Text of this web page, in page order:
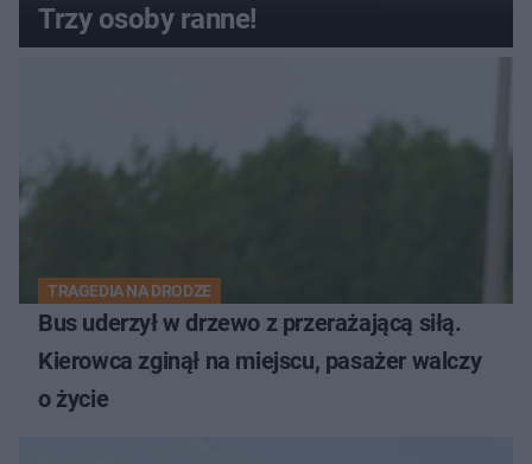
Trzy osoby ranne!
TRAGEDIA NA DRODZE
Bus uderzył w drzewo z przerażającą siłą.
Kierowca zginął na miejscu, pasażer walczy
o życie